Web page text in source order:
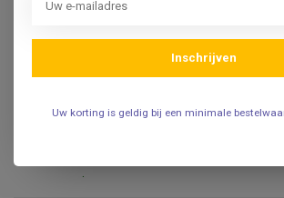
Gerelateerde producten
Bloeddrukmeter –
Handmatig – Professionele
.
Inschrijven
Uw korting is geldig bij een minimale